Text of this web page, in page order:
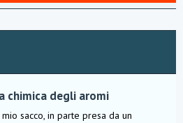
chimica degli aromi
sacco, in parte presa da un